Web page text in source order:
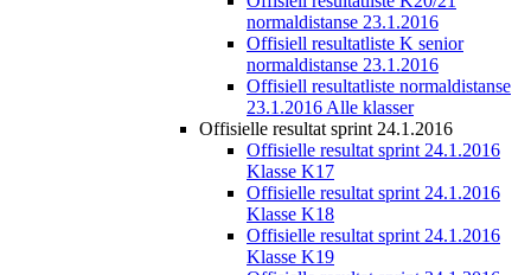
normaldistanse 23.1.2016
Offisiell resultatliste K senior
normaldistanse 23.1.2016
Offisiell resultatliste normaldistanse
23.1.2016 Alle klasser
Offisielle resultat sprint 24.1.2016
Offisielle resultat sprint 24.1.2016
Klasse K17
Offisielle resultat sprint 24.1.2016
Klasse K18
Offisielle resultat sprint 24.1.2016
Klasse K19